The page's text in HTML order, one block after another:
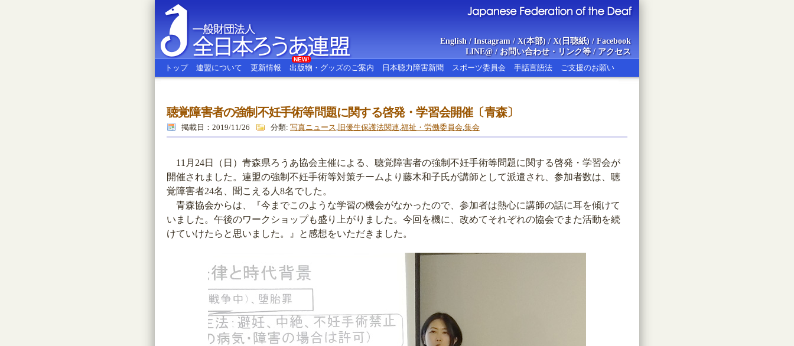
全日本ろうあ連盟 Japanese Federation of the Deaf
English/ Instagram/ X(本部)/ X(日聴紙)/ Facebook
LINE@/ お問い合わせ・リンク等/ アクセス
トップ
連盟について 更新情報 出版物・グッズのご案内
NEW!
日本聴力障害新聞 スポーツ委員会 手話言語法 ご支援のお願い
聴覚障害者の強制不妊手術等問題に関する啓発・学習会開催〔青森〕
掲載日：2019/11/26 分類: 写真ニュース, 旧優生保護法関連,福祉・労働委員会,集会
11月24日（日）青森県ろうあ協会主催による、聴覚障害者の強制不妊手術等問題に関する啓発・学習会が
開催されました。連盟の強制不妊手術等対策チームより藤木和子氏が講師として派遣され、参加者数は、聴
覚障害者24名、聞こえる人8名でした。
青森協会からは、『今までこのような学習の機会がなかったので、参加者は熱心に講師の話に耳を傾けて
いました。午後のワークショップも盛り上がりました。今回を機に、改めてそれぞれの協会でまた活動を続
けていけたらと思いました。』と感想をいただきました。